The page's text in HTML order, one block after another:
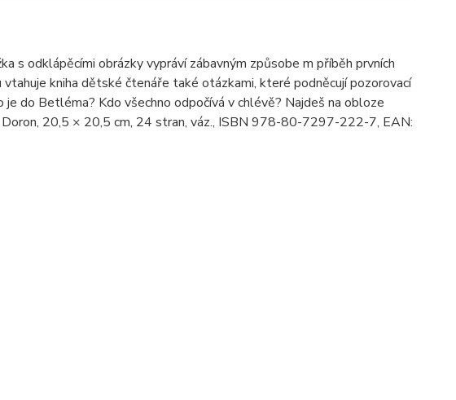
s odklápěcími obrázky vypráví zábavným způsobe m příběh prvních
kniha dětské čtenáře také otázkami, které podněcují pozorovací
do Betléma? Kdo všechno odpočívá v chlévě? Najdeš na obloze
20,5 × 20,5 cm, 24 stran, váz., ISBN 978-80-7297-222-7, EAN: